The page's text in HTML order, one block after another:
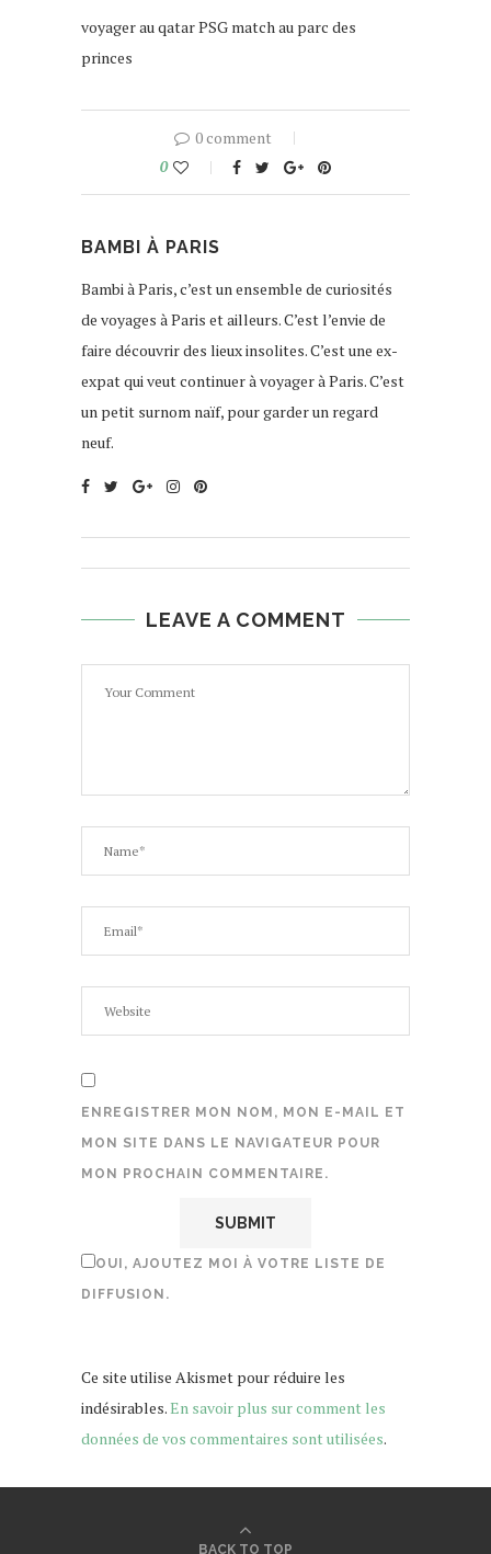
voyager au qatar PSG match au parc des
princes
0 comment
0
BAMBI À PARIS
Bambi à Paris, c’est un ensemble de curiosités
de voyages à Paris et ailleurs. C’est l’envie de
faire découvrir des lieux insolites. C’est une ex-
expat qui veut continuer à voyager à Paris. C’est
un petit surnom naïf, pour garder un regard
neuf.
LEAVE A COMMENT
ENREGISTRER MON NOM, MON E-MAIL ET
MON SITE DANS LE NAVIGATEUR POUR
MON PROCHAIN COMMENTAIRE.
OUI, AJOUTEZ MOI À VOTRE LISTE DE
DIFFUSION.
Ce site utilise Akismet pour réduire les
indésirables.En savoir plus sur comment les
données de vos commentaires sont utilisées.
BACK TO TOP